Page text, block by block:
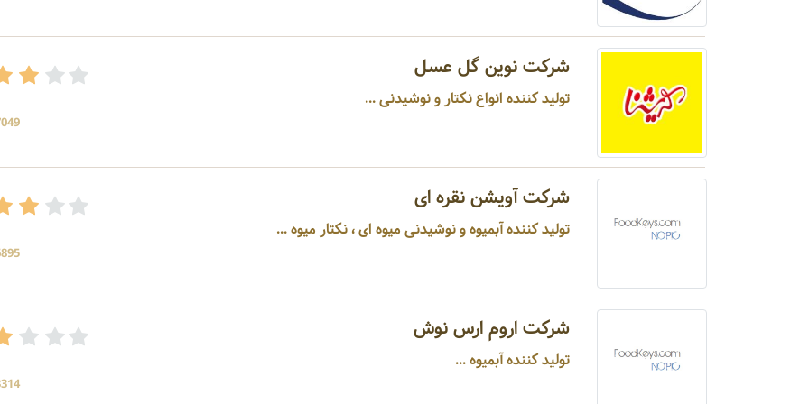
شرکت نوین گل عسل
تولید کننده انواع نکتار و نوشیدنی ...
7049
شرکت آویشن نقره ای
تولید کننده آبمیوه و نوشیدنی میوه ای ، نکتار میوه ...
6895
شرکت اروم ارس نوش
تولید کننده آبمیوه ...
3314